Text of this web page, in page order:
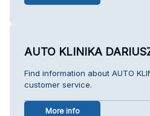
AUTO KLINIKA
Find information about AUTO
customer service.
More info